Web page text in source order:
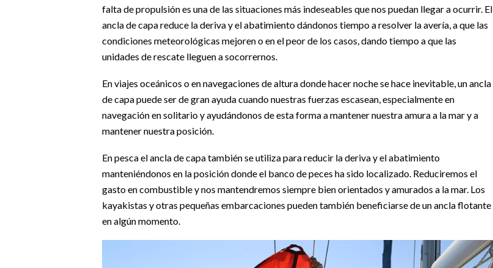
falta de propulsión es una de las situaciones más indeseables que nos puedan llegar a ocurrir. El
ancla de capa reduce la deriva y el abatimiento dándonos tiempo a resolver la avería, a que las
condiciones meteorológicas mejoren o en el peor de los casos, dando tiempo a que las
unidades de rescate lleguen a socorrernos.
En viajes oceánicos o en navegaciones de altura donde hacer noche se hace inevitable, un ancla
de capa puede ser de gran ayuda cuando nuestras fuerzas escasean, especialmente en
navegación en solitario y ayudándonos de esta forma a mantener nuestra amura a la mar y a
mantener nuestra posición.
En pesca el ancla de capa también se utiliza para reducir la deriva y el abatimiento
manteniéndonos en la posición donde el banco de peces ha sido localizado. Reduciremos el
gasto en combustible y nos mantendremos siempre bien orientados y amurados a la mar. Los
kayakistas y otras pequeñas embarcaciones pueden también beneficiarse de un ancla flotante
en algún momento.